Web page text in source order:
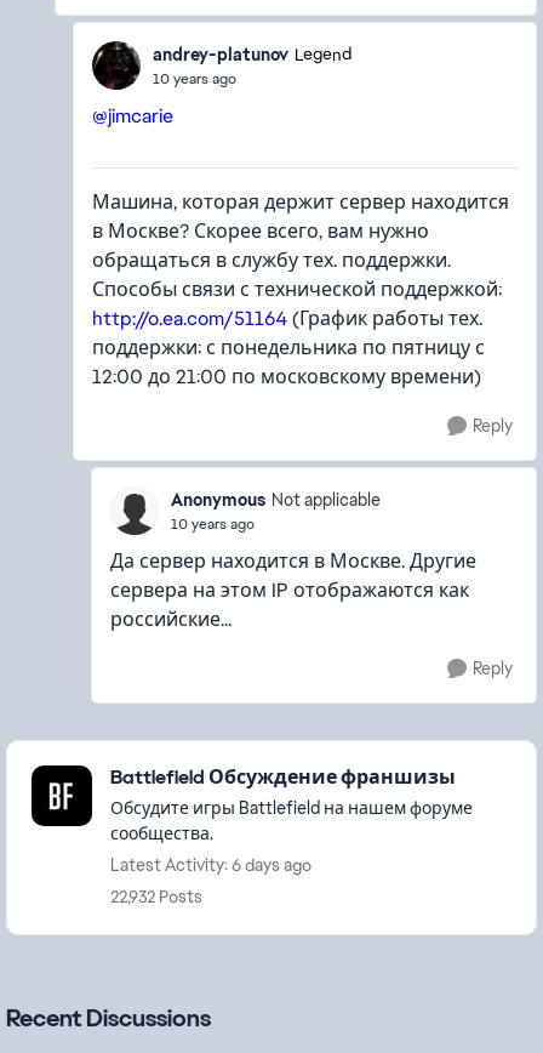
andrey-platunov Legend
10 years ago
@jimcarie
Машина, которая держит сервер находится
в Москве? Скорее всего, вам нужно
обращаться в службу тех. поддержки.
Способы связи с технической поддержкой:
http://o.ea.com/51164(График работы тех.
поддержки: с понедельника по пятницу с
12:00 до 21:00 по московскому времени)
Reply
Anonymous Not applicable
10 years ago
Да сервер находится в Москве. Другие
сервера на этом IP отображаются как
российские...
Reply
Featured Places
Battlefield Обсуждение франшизы
Обсудите игры Battlefield на нашем форуме
сообщества.
Latest Activity: 6 days ago
22,932 Posts
Recent Discussions